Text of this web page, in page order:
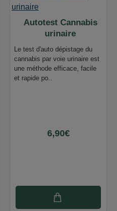
Autotest Cannabis
urinaire
Le test d'auto dépistage du
cannabis par voie urinaire est
une méthode efficace, facile
et rapide po..
6,90€